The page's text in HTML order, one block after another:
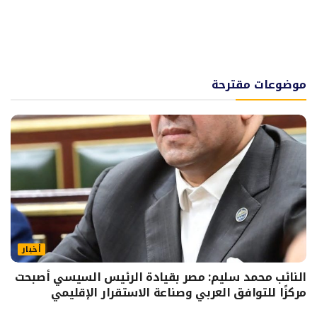
موضوعات مقترحة
أخبار
النائب محمد سليم: مصر بقيادة الرئيس السيسي أصبحت
مركزًا للتوافق العربي وصناعة الاستقرار الإقليمي